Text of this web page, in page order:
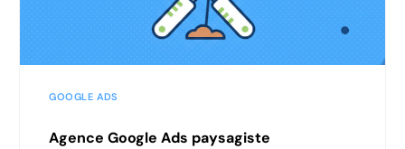
GOOGLE ADS
Agence Google Ads paysagiste